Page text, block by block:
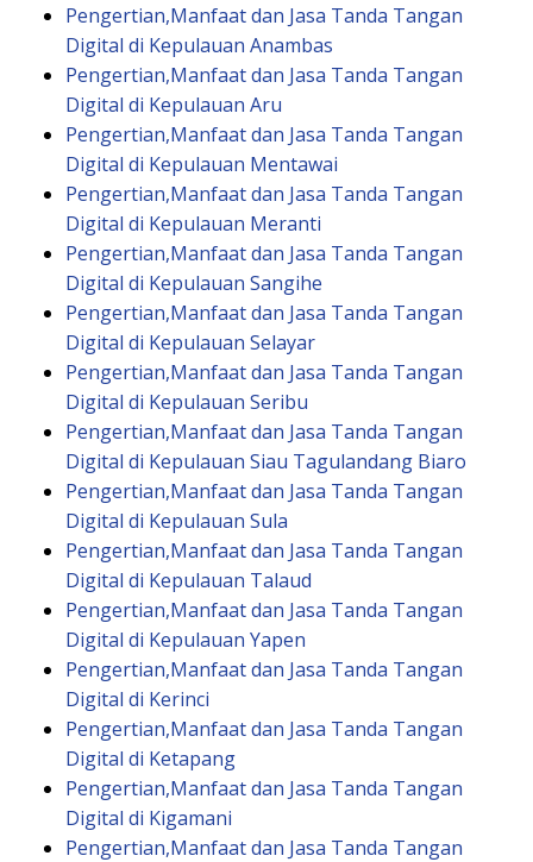
Pengertian,Manfaat dan Jasa Tanda Tangan
Digital di Kepulauan Anambas
Pengertian,Manfaat dan Jasa Tanda Tangan
Digital di Kepulauan Aru
Pengertian,Manfaat dan Jasa Tanda Tangan
Digital di Kepulauan Mentawai
Pengertian,Manfaat dan Jasa Tanda Tangan
Digital di Kepulauan Meranti
Pengertian,Manfaat dan Jasa Tanda Tangan
Digital di Kepulauan Sangihe
Pengertian,Manfaat dan Jasa Tanda Tangan
Digital di Kepulauan Selayar
Pengertian,Manfaat dan Jasa Tanda Tangan
Digital di Kepulauan Seribu
Pengertian,Manfaat dan Jasa Tanda Tangan
Digital di Kepulauan Siau Tagulandang Biaro
Pengertian,Manfaat dan Jasa Tanda Tangan
Digital di Kepulauan Sula
Pengertian,Manfaat dan Jasa Tanda Tangan
Digital di Kepulauan Talaud
Pengertian,Manfaat dan Jasa Tanda Tangan
Digital di Kepulauan Yapen
Pengertian,Manfaat dan Jasa Tanda Tangan
Digital di Kerinci
Pengertian,Manfaat dan Jasa Tanda Tangan
Digital di Ketapang
Pengertian,Manfaat dan Jasa Tanda Tangan
Digital di Kigamani
Pengertian,Manfaat dan Jasa Tanda Tangan